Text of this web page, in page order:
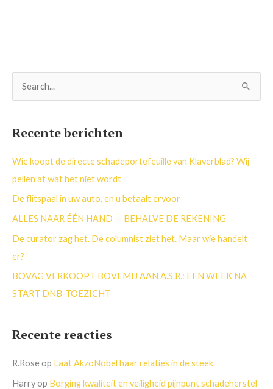
n
a
a
r
Recente berichten
Wie koopt de directe schadeportefeuille van Klaverblad? Wij
pellen af wat het niet wordt
De flitspaal in uw auto, en u betaalt ervoor
ALLES NAAR ÉÉN HAND — BEHALVE DE REKENING
De curator zag het. De columnist ziet het. Maar wie handelt
er?
BOVAG VERKOOPT BOVEMIJ AAN A.S.R.: EEN WEEK NA
START DNB-TOEZICHT
Recente reacties
R.Roseop Laat AkzoNobel haar relaties in de steek
Harryop Borging kwaliteit en veiligheid pijnpunt schadeherstel